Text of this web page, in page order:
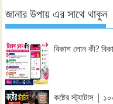
জানার উপায় এর সাথে থাকুন
বিকাশ লোন কী?
কষ্টের স্ট্যাটাস |